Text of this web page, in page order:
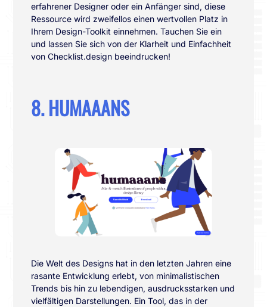
erfahrener Designer oder ein Anfänger sind, diese
Ressource wird zweifellos einen wertvollen Platz in
Ihrem Design-Toolkit einnehmen. Tauchen Sie ein
und lassen Sie sich von der Klarheit und Einfachheit
von Checklist.design beeindrucken!
8. HUMAAANS
Die Welt des Designs hat in den letzten Jahren eine
rasante Entwicklung erlebt, von minimalistischen
Trends bis hin zu lebendigen, ausdrucksstarken und
vielfältigen Darstellungen. Ein Tool, das in der